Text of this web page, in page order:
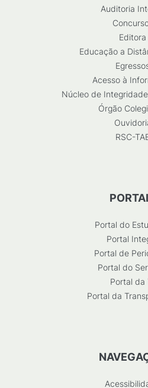
Auditoria
Editora
Educação a
Acesso à
Núcleo de
Órgão
RSC-
Portal do
Portal
Portal de
Portal do
Portal da
Portal da